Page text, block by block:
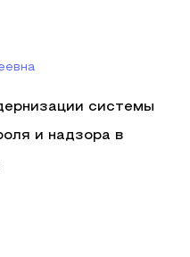
системы
и надзора в